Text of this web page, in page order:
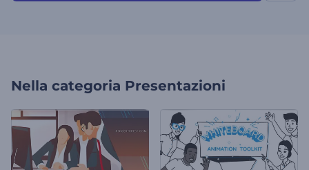
Nella categoria Presentazioni